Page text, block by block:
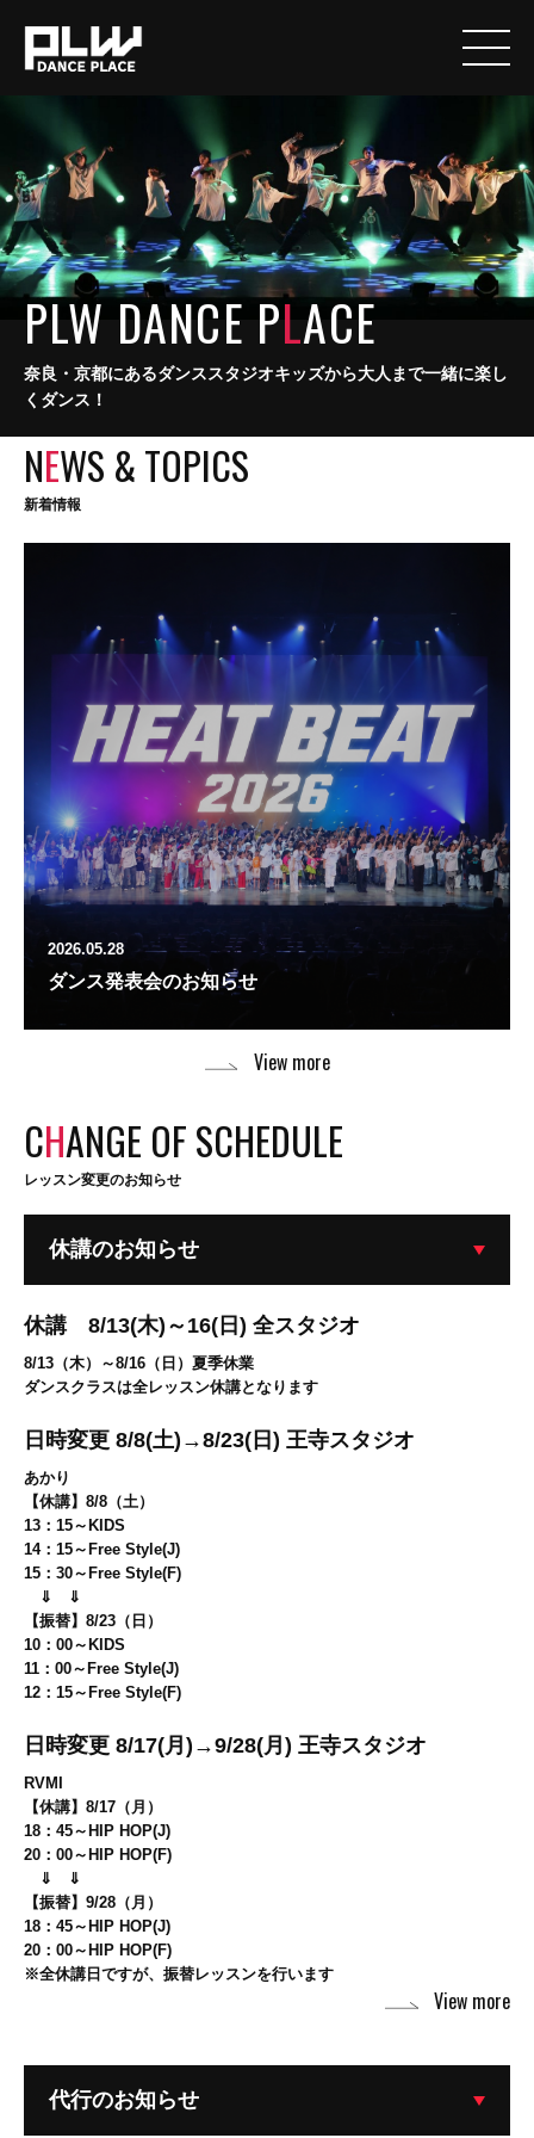
PLW DANCE PLACE
奈良・京都にあるダンススタジオキッズから大人まで一緒に楽し
くダンス！
NEWS & TOPICS
新着情報
2026.05.28
ダンス発表会のお知らせ
View more
CHANGE OF SCHEDULE
レッスン変更のお知らせ
休講のお知らせ
休講 8/13(木)～16(日) 全スタジオ
8/13（木）～8/16（日）夏季休業
ダンスクラスは全レッスン休講となります
日時変更 8/8(土)→8/23(日) 王寺スタジオ
あかり
【休講】8/8（土）
13：15～KIDS
14：15～Free Style(J)
15：30～Free Style(F)
⇓ ⇓
【振替】8/23（日）
10：00～KIDS
11：00～Free Style(J)
12：15～Free Style(F)
日時変更 8/17(月)→9/28(月) 王寺スタジオ
RVMI
【休講】8/17（月）
18：45～HIP HOP(J)
20：00～HIP HOP(F)
⇓ ⇓
【振替】9/28（月）
18：45～HIP HOP(J)
20：00～HIP HOP(F)
※全休講日ですが、振替レッスンを行います
View more
代行のお知らせ